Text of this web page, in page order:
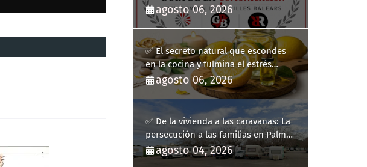
más de cinco años en la Guía de la
Comunicación del Govern de les Illes
agosto 06, 2026
✅ El secreto natural que escondes
en la cocina y fulmina el estrés
diario
agosto 06, 2026
✅ De la vivienda a las caravanas: La
persecución a las familias en Palma
y la complicidad de un fracaso
heredado
agosto 04, 2026